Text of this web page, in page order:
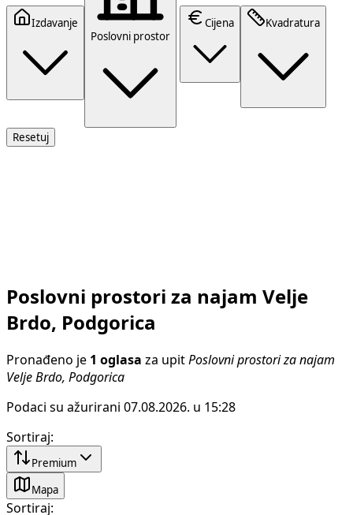
Izdavanje
Poslovni prostor
Cijena Kvadratura
Resetuj
Poslovni prostori za najam Velje
Brdo, Podgorica
Pronađeno je 1 oglasa za upit Poslovni prostori za najam
Velje Brdo, Podgorica
Podaci su ažurirani 07.08.2026. u 15:28
Sortiraj:
Premium
Mapa
Sortiraj: